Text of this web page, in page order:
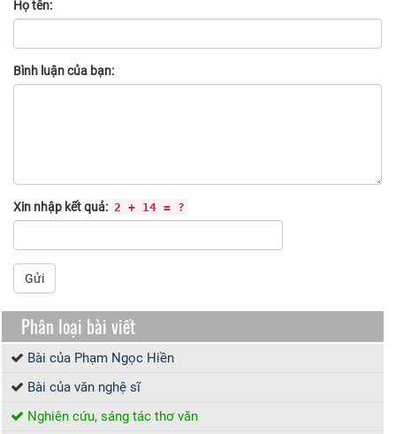
Họ tên:
Bình luận của bạn:
Xin nhập kết quả: 2 + 14 = ?
Gửi
Phân loại bài viết
Bài của Phạm Ngọc Hiền
Bài của văn nghệ sĩ
Nghiên cứu, sáng tác thơ văn